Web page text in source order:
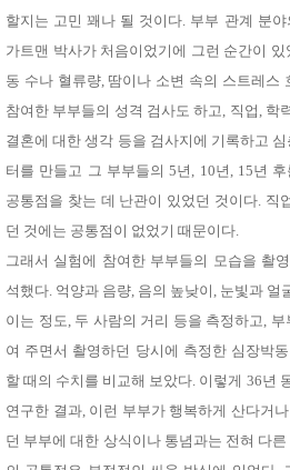
할지는 고민 꽤나 될 것이다. 부부 관계 분
가트맨 박사가 처음이었기에 그런 순간이
동 수나 혈류량, 땀이나 소변 속의 스트레스
참여한 부부들의 성격 검사도 하고, 직업, 학
결혼에 대한 생각 등을 검사지에 기록하고
터를 만들고 그 부부들의 5년, 10년, 15년
공통점을 찾는 데 난관이 있었던 것이다. 직
던 것에는 공통점이 없었기 때문이다.
그래서 실험에 참여한 부부들의 모습을 촬
석했다. 억양과 음량, 음의 높낮이, 눈빛과 얼
이는 정도, 두 사람의 거리 등을 측정하고,
여 주면서 촬영하던 당시에 측정한 심장박
할 때의 수치를 비교해 보았다. 이렇게 36년
연구한 결과, 이런 부부가 행복하게 산다거
던 부부에 대한 상식이나 통념과는 전혀 다